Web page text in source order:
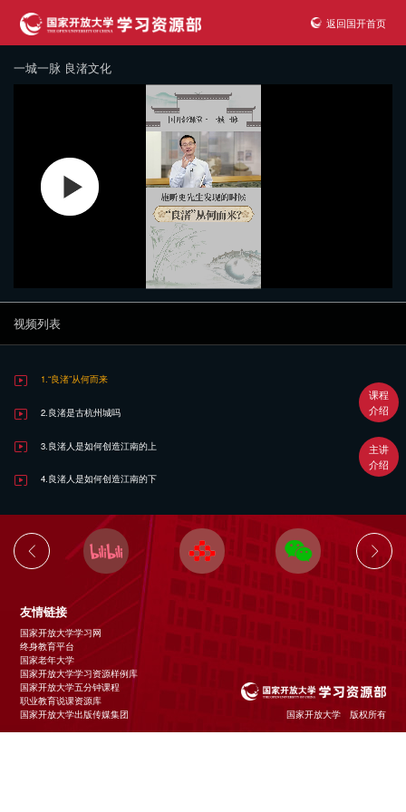
返回国开首页
课程
介绍
主讲
介绍
一城一脉 良渚文化
视频列表
1.“良渚”从何而来
2.良渚是古杭州城吗
3.良渚人是如何创造江南的上
4.良渚人是如何创造江南的下
友情链接
国家开放大学学习网
终身教育平台
国家老年大学
国家开放大学学习资源样例库
国家开放大学五分钟课程
职业教育说课资源库
国家开放大学出版传媒集团
国家开放大学 版权所有